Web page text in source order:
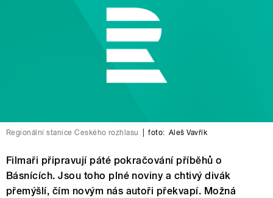
Regionální stanice Českého rozhlasu foto: Aleš Vavřík
Filmaři připravují páté pokračování příběhů o
Básnících. Jsou toho plné noviny a chtivý divák
přemýšlí, čím novým nás autoři překvapí. Možná